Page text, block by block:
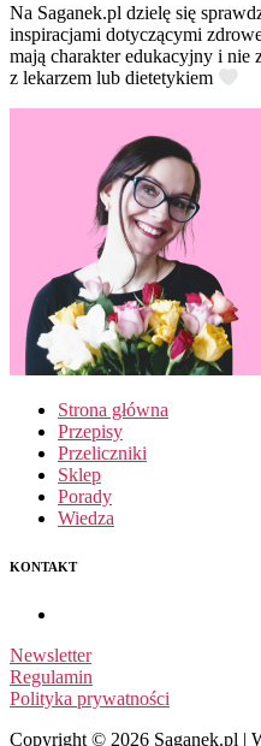
Na Saganek.pl dzielę się
inspiracjami dotyczącymi
mają charakter edukacyjny i nie
z lekarzem lub dietetykiem
Strona główna
Przepisy
Przeliczniki
Sklep
Porady
Wiedza
KONTAKT
Newsletter
Regulamin
Polityka prywatności
Copyright © 2026 Saganek.pl |